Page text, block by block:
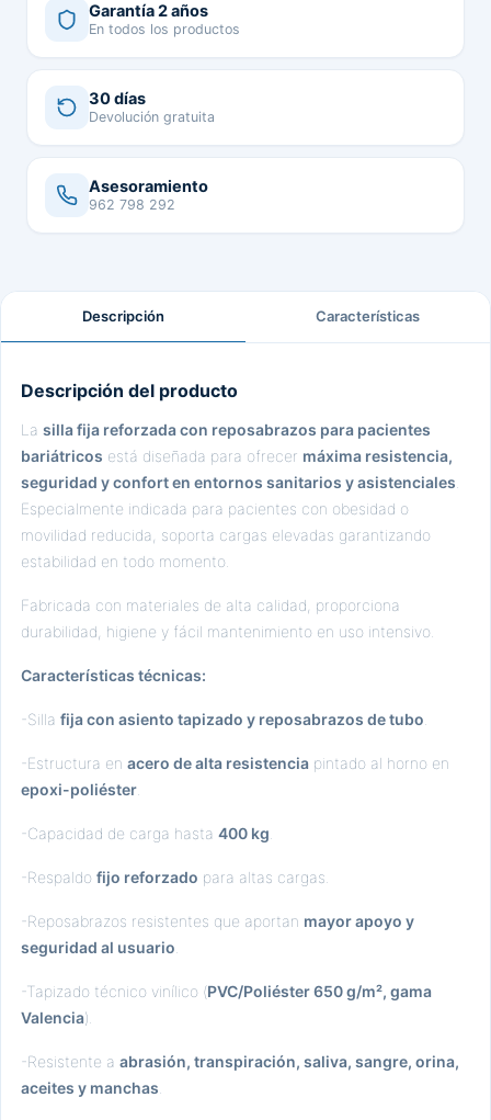
Garantía 2 años
En todos los productos
30 días
Devolución gratuita
Asesoramiento
962 798 292
Descripción Características
Descripción del producto
La silla fija reforzada con reposabrazos para pacientes
bariátricos está diseñada para ofrecer máxima resistencia,
seguridad y confort en entornos sanitarios y asistenciales
Especialmente indicada para pacientes con obesidad o
movilidad reducida, soporta cargas elevadas garantizando
estabilidad en todo momento.
Fabricada con materiales de alta calidad, proporciona
durabilidad, higiene y fácil mantenimiento en uso intensivo.
Características técnicas:
-Silla fija con asiento tapizado y reposabrazos de tubo
-Estructura en acero de alta resistencia pintado al horno en
epoxi-poliéster
-Capacidad de carga hasta 400 kg
-Respaldo fijo reforzado para altas cargas.
-Reposabrazos resistentes que aportan mayor apoyo y
seguridad al usuario
-Tapizado técnico vinílico (PVC/Poliéster 650 g/m², gama
Valencia).
-Resistente a abrasión, transpiración, saliva, sangre, orina,
aceites y manchas